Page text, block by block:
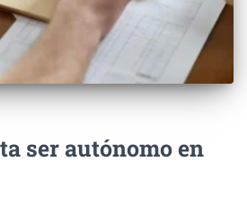
ser autónomo en